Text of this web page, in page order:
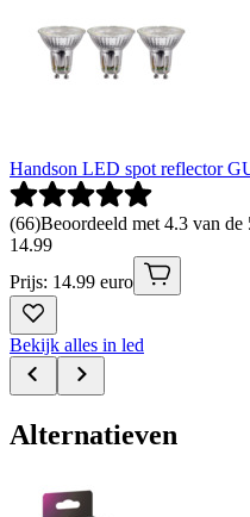
Handson LED spot reflector
(66)Beoordeeld met 4.3 van
14.99
Prijs: 14.99 euro
Bekijk alles in led
Alternatieven